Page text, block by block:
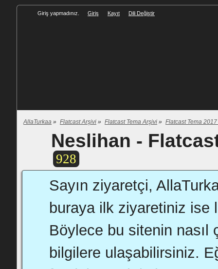
Giriş yapmadınız. Giriş Kayıt Dili Değiştir
AllaTurkaa » Flatcast Arşivi » Flatcast Tema Arşivi » Flatcast Tema
Neslihan -
928
Sayın ziyaretçi,
buraya ilk ziyaretiniz ise
Böylece bu sitenin nasıl
bilgilere ulaşabilirsiniz.